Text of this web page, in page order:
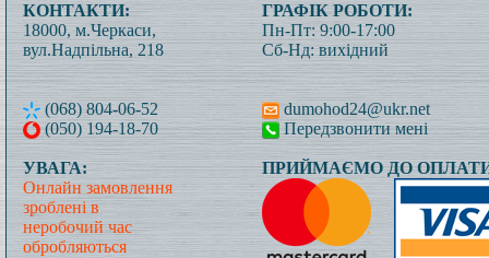
КОНТАКТИ:
18000, м.Черкаси,
вул.Надпільна, 218
(068) 804-06-52
(050) 194-18-70
ГРАФІК РОБОТИ:
Пн-Пт: 9:00-17:00
Сб-Нд: вихідний
dumohod24@ukr.net
Передзвонити мені
УВАГА:
Онлайн замовлення
зроблені в
неробочий час
обробляються
ПРИЙМАЄМО ДО